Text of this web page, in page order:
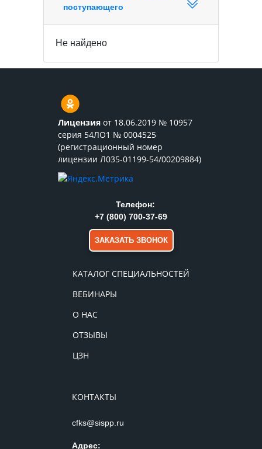
поступающего
Не найдено
Лицензия от 18.06.2019 № 10957
серия 54ЛО1 № 0004525
(регистрационный номер
лицензии Л035-01199-54/00209884)
КАТАЛОГ СПЕЦИАЛЬНОСТЕЙ
ВЕБИНАРЫ
О НАС
ОТЗЫВЫ
ЦЗН
КОНТАКТЫ
cfks@sispp.ru
Адрес:
Телефон:
+7 (800) 700-37-69
ЗАКАЗАТЬ ЗВОНОК